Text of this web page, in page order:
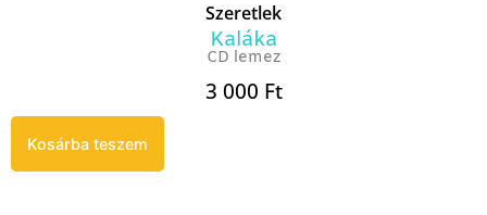
Szeretlek
Kaláka
CD lemez
3 000 Ft
Kosárba teszem